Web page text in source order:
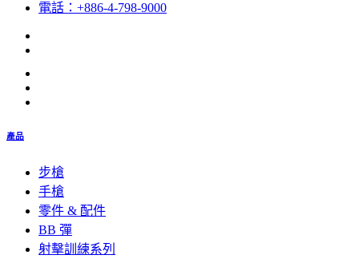
電話：+886-4-798-9000
產品
步槍
手槍
零件 & 配件
BB 彈
射擊訓練系列